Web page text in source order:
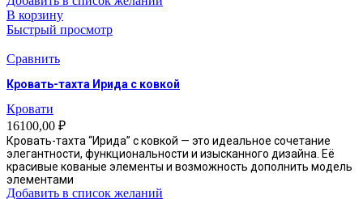
В корзину
Быстрый просмотр
Сравнить
Кровать-тахта Ирида с ковкой
Кровати
16100,00 ₽
Кровать-тахта “Ирида” с ковкой — это идеальное сочетание
элегантности, функциональности и изысканного дизайна. Её
красивые кованые элементы и возможность дополнить модель
элементами
Добавить в список желаний